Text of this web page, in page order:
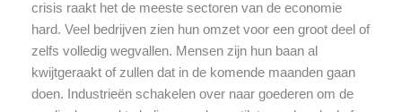
crisis raakt het de meeste sectoren van de economie
hard. Veel bedrijven zien hun omzet voor een groot deel of
zelfs volledig wegvallen. Mensen zijn hun baan al
kwijtgeraakt of zullen dat in de komende maanden gaan
doen. Industrieën schakelen over naar goederen om de